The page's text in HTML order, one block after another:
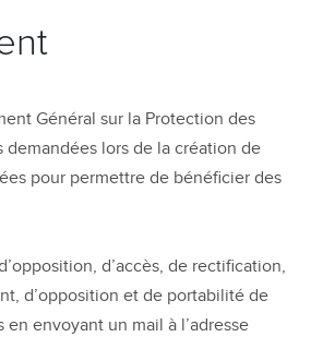
Général sur la Protection des
lors de la création de
pour permettre de bénéficier des
d’accès, de rectification,
d’opposition et de portabilité de
envoyant un mail à l’adresse